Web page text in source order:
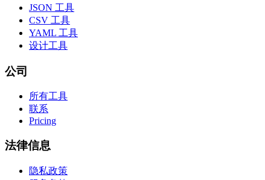
JSON 工具
CSV 工具
YAML 工具
设计工具
公司
所有工具
联系
Pricing
法律信息
隐私政策